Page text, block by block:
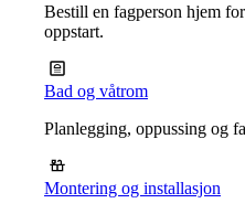
Bestill en fagperson hjem
oppstart.
Bad og våtrom
Planlegging, oppussing og
Montering og installasjon